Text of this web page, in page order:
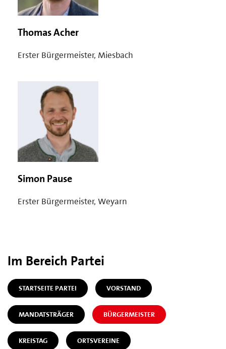
Thomas Acher
Erster Bürgermeister, Miesbach
Simon Pause
Erster Bürgermeister, Weyarn
Im Bereich Partei
STARTSEITE PARTEI VORSTAND
MANDATSTRÄGER BÜRGERMEISTER
KREISTAG ORTSVEREINE